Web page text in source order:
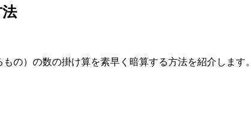
の）の数の掛け算を素早く暗算する方法を紹介します。